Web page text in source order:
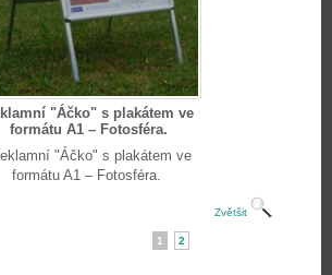
"Áčko" s plakátem ve
formátu A1 – Fotosféra.
"Áčko" s plakátem ve
formátu A1 – Fotosféra.
Zvětšit
1 2